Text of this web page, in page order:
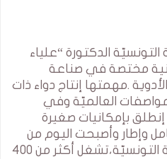
التونسيّة الدكتورة “علياء
مختصة في صناعة
.مهمتها إنتاج دواء ذات
العالميّة وفي
بإمكانيات صغيرة
صناعيّة تظم 25 عامل وإطار وأصبحت اليوم من
أكبر و أحدث مصانع الأدوية التونسيّة،تشغل أكثر من 400